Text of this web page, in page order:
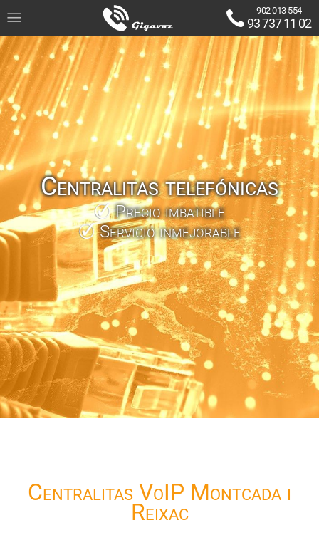
902 013 554
93 737 11 02
Centralitas telefónicas
Precio imbatible
Servicio inmejorable
Centralitas VoIP Montcada i
Reixac